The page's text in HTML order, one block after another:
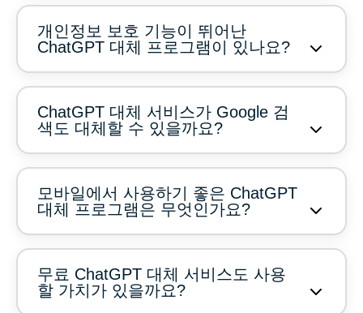
개인정보 보호 기능이 뛰어난
ChatGPT 대체 프로그램이 있나요?
ChatGPT 대체 서비스가 Google 검
색도 대체할 수 있을까요?
모바일에서 사용하기 좋은 ChatGPT
대체 프로그램은 무엇인가요?
무료 ChatGPT 대체 서비스도 사용
할 가치가 있을까요?